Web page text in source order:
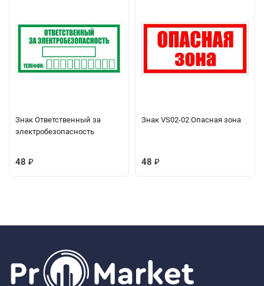
Знак Ответственный за
электробезопасность
48 ₽
Знак VS02-02 Опасная зона
48 ₽